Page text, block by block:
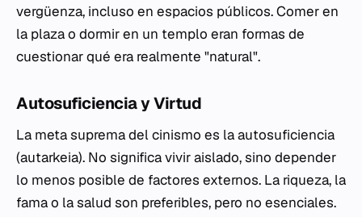
vergüenza, incluso en espacios públicos. Comer en
la plaza o dormir en un templo eran formas de
cuestionar qué era realmente "natural".
Autosuficiencia y Virtud
La meta suprema del cinismo es la autosuficiencia
(autarkeia). No significa vivir aislado, sino depender
lo menos posible de factores externos. La riqueza, la
fama o la salud son preferibles, pero no esenciales.